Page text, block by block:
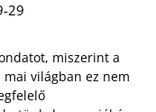
29
miszerint a
világban ez nem